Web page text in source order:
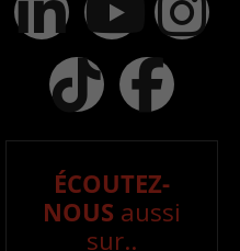
ÉCOUTEZ-
NOUS aussi
sur..